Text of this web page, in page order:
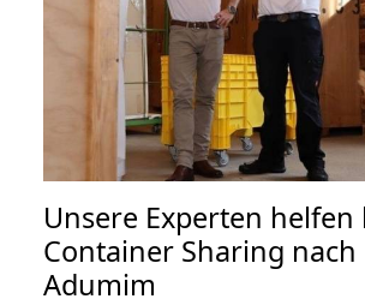
Unsere Experten helfen
Container Sharing nach
Adumim